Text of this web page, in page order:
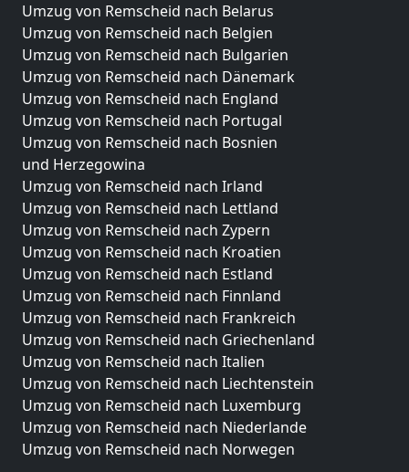
Umzug von Remscheid nach Belarus
Umzug von Remscheid nach Belgien
Umzug von Remscheid nach Bulgarien
Umzug von Remscheid nach Dänemark
Umzug von Remscheid nach England
Umzug von Remscheid nach Portugal
Umzug von Remscheid nach Bosnien
und Herzegowina
Umzug von Remscheid nach Irland
Umzug von Remscheid nach Lettland
Umzug von Remscheid nach Zypern
Umzug von Remscheid nach Kroatien
Umzug von Remscheid nach Estland
Umzug von Remscheid nach Finnland
Umzug von Remscheid nach Frankreich
Umzug von Remscheid nach Griechenland
Umzug von Remscheid nach Italien
Umzug von Remscheid nach Liechtenstein
Umzug von Remscheid nach Luxemburg
Umzug von Remscheid nach Niederlande
Umzug von Remscheid nach Norwegen